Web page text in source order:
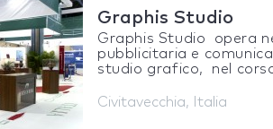
Graphis Studio
Graphis Studio opera
pubblicitaria e
studio grafico, nel
Civitavecchia, Italia